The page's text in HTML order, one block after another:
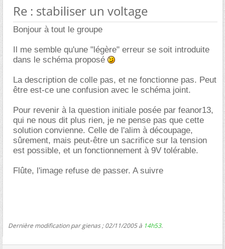
Re : stabiliser un voltage
Bonjour à tout le groupe
Il me semble qu'une "légère" erreur se soit introduite
dans le schéma proposé
La description de colle pas, et ne fonctionne pas. Peut
être est-ce une confusion avec le schéma joint.
Pour revenir à la question initiale posée par feanor13,
qui ne nous dit plus rien, je ne pense pas que cette
solution convienne. Celle de l'alim à découpage,
sûrement, mais peut-être un sacrifice sur la tension
est possible, et un fonctionnement à 9V tolérable.
Flûte, l'image refuse de passer. A suivre
Dernière modification par gienas ; 02/11/2005 à 14h53.